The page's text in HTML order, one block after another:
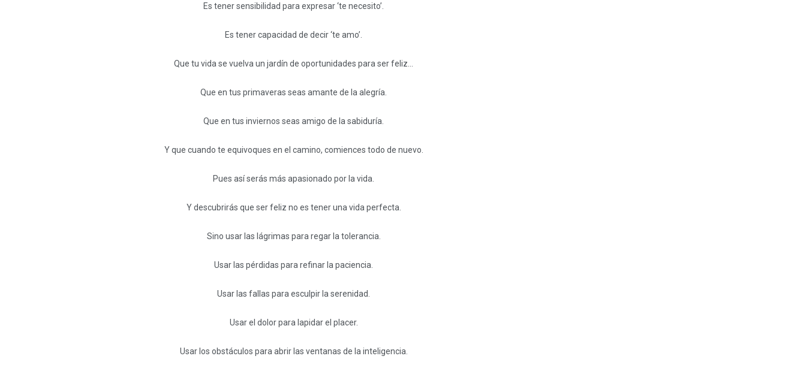
Es tener sensibilidad para expresar ‘te necesito’.
Es tener capacidad de decir ‘te amo’.
Que tu vida se vuelva un jardín de oportunidades para ser feliz…
Que en tus primaveras seas amante de la alegría.
Que en tus inviernos seas amigo de la sabiduría.
Y que cuando te equivoques en el camino, comiences todo de nuevo.
Pues así serás más apasionado por la vida.
Y descubrirás que ser feliz no es tener una vida perfecta.
Sino usar las lágrimas para regar la tolerancia.
Usar las pérdidas para refinar la paciencia.
Usar las fallas para esculpir la serenidad.
Usar el dolor para lapidar el placer.
Usar los obstáculos para abrir las ventanas de la inteligencia.